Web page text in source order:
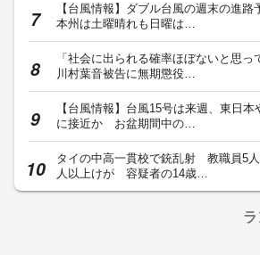
【台風情報】ダブル台風の週末の進
本州は土曜晴れも日曜は…
「社会に出られる確率ほぼないと思っ
川村葉音被告に無期懲役…
【台風情報】台風15号は来週、東日本
に接近か お盆期間中の…
タイの中高一貫校で銃乱射 教職員5
人以上けが 容疑者の14歳…